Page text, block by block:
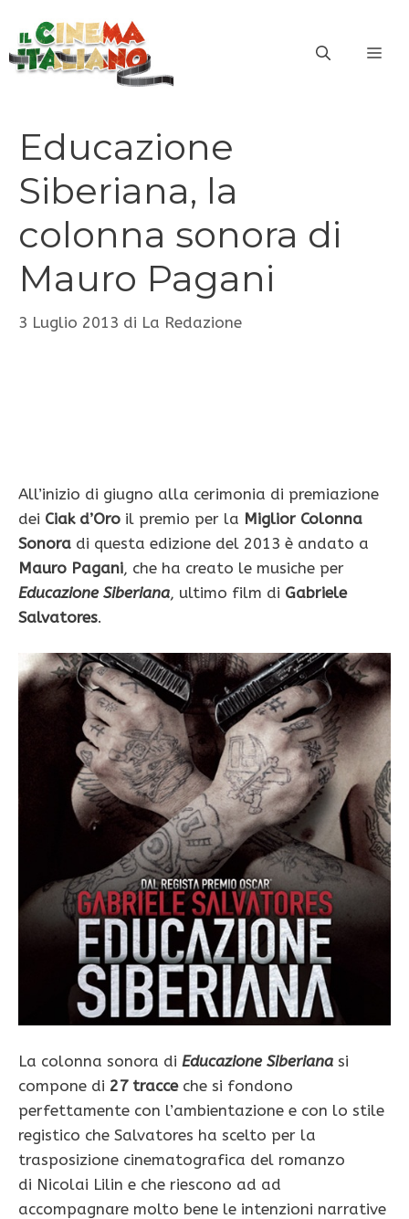
contenuto
Educazione
Siberiana, la
colonna sonora di
Mauro Pagani
3 Luglio 2013 di La Redazione
All’inizio di giugno alla cerimonia di premiazione
dei Ciak d’Oro il premio per la Miglior Colonna
Sonora di questa edizione del 2013 è andato a
Mauro Pagani, che ha creato le musiche per
Educazione Siberiana, ultimo film di Gabriele
Salvatores.
La colonna sonora di Educazione Siberiana si
compone di 27 tracceche si fondono
perfettamente con l’ambientazione e con lo stile
registico che Salvatores ha scelto per la
trasposizione cinematografica del romanzo
di Nicolai Lilin e che riescono ad ad
accompagnare molto bene le intenzioni narrative